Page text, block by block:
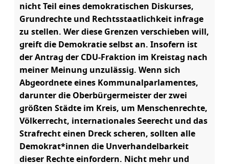
nicht Teil eines demokratischen Diskurses,
Grundrechte und Rechtsstaatlichkeit infrage
zu stellen. Wer diese Grenzen verschieben will,
greift die Demokratie selbst an. Insofern ist
der Antrag der CDU-Fraktion im Kreistag nach
meiner Meinung unzulässig. Wenn sich
Abgeordnete eines Kommunalparlamentes,
darunter die Oberbürgermeister der zwei
größten Städte im Kreis, um Menschenrechte,
Völkerrecht, internationales Seerecht und das
Strafrecht einen Dreck scheren, sollten alle
Demokrat*innen die Unverhandelbarkeit
dieser Rechte einfordern. Nicht mehr und